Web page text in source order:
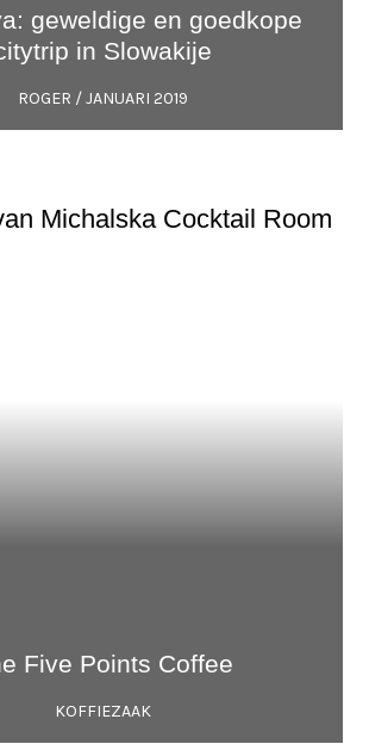
geweldige en goed­kope
in Slowakije
ROGER /JANUARI 2019
Michalska Cocktail Room
Five Points Coffee
KOFFIEZAAK